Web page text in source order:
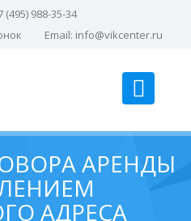
988-35-34
Email: info@vikcenter.ru
АРЕНДЫ
АДРЕСА